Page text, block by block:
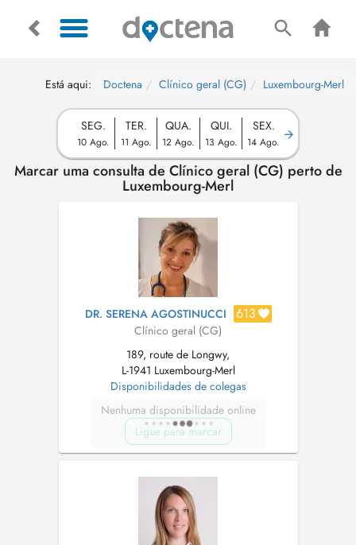
Está aqui: Doctena Clínico geral (CG) Luxembourg-Merl
SEG.
10 Ago.
TER.
11 Ago.
QUA.
12 Ago.
QUI.
13 Ago.
SEX.
14 Ago.
Marcar uma consulta de Clínico geral (CG) perto de
Luxembourg-Merl
DR. SERENA AGOSTINUCCI 613
Clínico geral (CG)
189, route de Longwy,
L-1941 Luxembourg-Merl
Disponibilidades de colegas
Nenhuma disponibilidade online
Ligue para marcar